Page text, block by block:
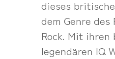
dieses
dem Genre des
Rock. Mit ihren
legendären IQ